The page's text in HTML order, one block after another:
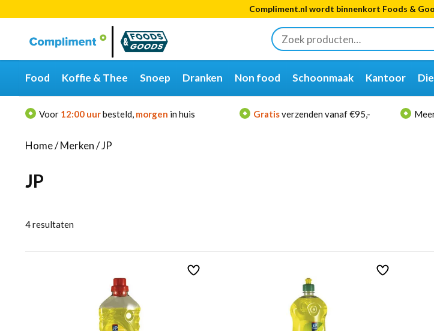
Compliment.nl wordt binnenkort Foods &
Zoeken
naar:
Categorieën
Merken
Food Koffie & Thee Snoep Dranken Non food Schoonmaak Kantoor
Voor 12:00 uurbesteld, morgen in huis Gratisverzenden vanaf €95,-
Home/Merken/JP
JP
4resultaten